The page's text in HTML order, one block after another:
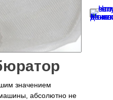
значением
абсолютно не